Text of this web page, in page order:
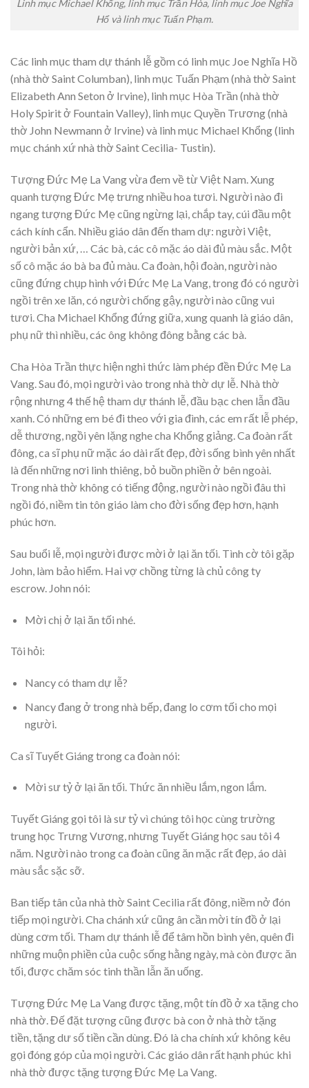
Linh mục Michael Khổng, linh mục Trần Hòa, linh mục Joe Nghĩa
Hổ và linh mục Tuấn Phạm.
Các linh mục tham dự thánh lễ gồm có linh mục Joe Nghĩa Hồ
(nhà thờ Saint Columban), linh mục Tuấn Phạm (nhà thờ Saint
Elizabeth Ann Seton ở Irvine), linh mục Hòa Trần (nhà thờ
Holy Spirit ở Fountain Valley), linh mục Quyền Trương (nhà
thờ John Newmann ở Irvine) và linh mục Michael Khổng (linh
mục chánh xứ nhà thờ Saint Cecilia- Tustin).
Tượng Đức Mẹ La Vang vừa đem về từ Việt Nam. Xung
quanh tượng Đức Mẹ trưng nhiều hoa tươi. Người nào đi
ngang tượng Đức Mẹ cũng ngừng lại, chắp tay, cúi đầu một
cách kính cẩn. Nhiều giáo dân đến tham dự: người Việt,
người bản xứ, … Các bà, các cô mặc áo dài đủ màu sắc. Một
số cô mặc áo bà ba đủ màu. Ca đoàn, hội đoàn, người nào
cũng đứng chụp hình với Đức Mẹ La Vang, trong đó có người
ngồi trên xe lăn, có người chống gậy, người nào cũng vui
tươi. Cha Michael Khổng đứng giữa, xung quanh là giáo dân,
phụ nữ thì nhiều, các ông không đông bằng các bà.
Cha Hòa Trần thực hiện nghi thức làm phép đền Đức Mẹ La
Vang. Sau đó, mọi người vào trong nhà thờ dự lễ. Nhà thờ
rộng nhưng 4 thế hệ tham dự thánh lễ, đầu bạc chen lẫn đầu
xanh. Có những em bé đi theo với gia đình, các em rất lễ phép,
dễ thương, ngồi yên lặng nghe cha Khổng giảng. Ca đoàn rất
đông, ca sĩ phụ nữ mặc áo dài rất đẹp, đời sống bình yên nhất
là đến những nơi linh thiêng, bỏ buồn phiền ở bên ngoài.
Trong nhà thờ không có tiếng động, người nào ngồi đâu thì
ngồi đó, niềm tin tôn giáo làm cho đời sống đẹp hơn, hạnh
phúc hơn.
Sau buổi lễ, mọi người được mời ở lại ăn tối. Tình cờ tôi gặp
John, làm bảo hiểm. Hai vợ chồng từng là chủ công ty
escrow. John nói:
Mời chị ở lại ăn tối nhé.
Tôi hỏi:
Nancy có tham dự lễ?
Nancy đang ở trong nhà bếp, đang lo cơm tối cho mọi
người.
Ca sĩ Tuyết Giáng trong ca đoàn nói:
Mời sư tỷ ở lại ăn tối. Thức ăn nhiều lắm, ngon lắm.
Tuyết Giáng gọi tôi là sư tỷ vì chúng tôi học cùng trường
trung học Trưng Vương, nhưng Tuyết Giáng học sau tôi 4
năm. Người nào trong ca đoàn cũng ăn mặc rất đẹp, áo dài
màu sắc sặc sỡ.
Ban tiếp tân của nhà thờ Saint Cecilia rất đông, niềm nở đón
tiếp mọi người. Cha chánh xứ cũng ân cần mời tín đồ ở lại
dùng cơm tối. Tham dự thánh lễ để tâm hồn bình yên, quên đi
những muộn phiền của cuộc sống hằng ngày, mà còn được ăn
tối, được chăm sóc tinh thần lẫn ăn uống.
Tượng Đức Mẹ La Vang được tặng, một tín đồ ở xa tặng cho
nhà thờ. Đế đặt tượng cũng được bà con ở nhà thờ tặng
tiền, tặng dư số tiền cần dùng. Đó là cha chính xứ không kêu
gọi đóng góp của mọi người. Các giáo dân rất hạnh phúc khi
nhà thờ được tặng tượng Đức Mẹ La Vang.